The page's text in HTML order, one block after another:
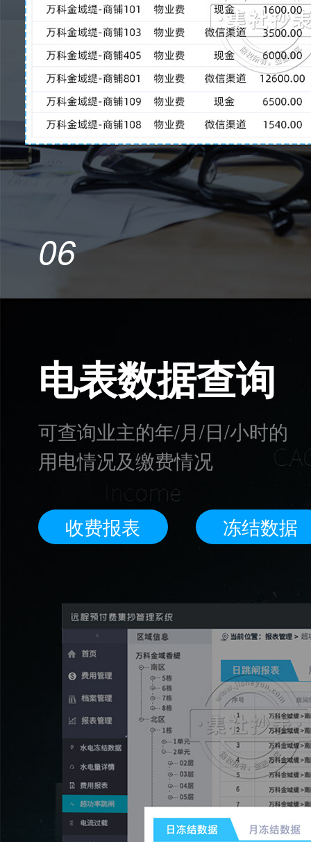
06
电表数据查询
可查询业主的年/月/日/小时的
用电情况及缴费情况
收费报表 冻结数据